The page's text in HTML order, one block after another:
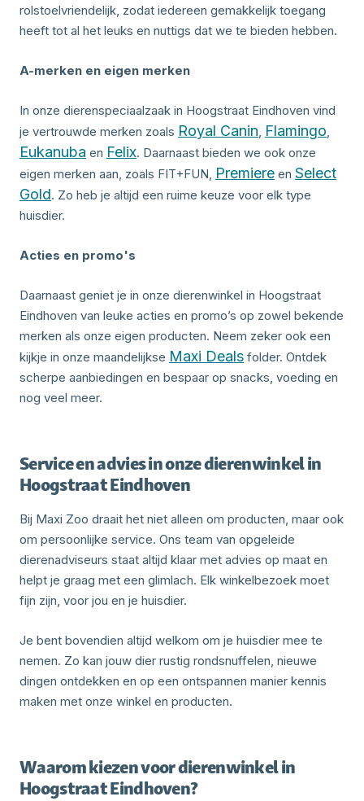
rolstoelvriendelijk, zodat iedereen gemakkelijk toegang
heeft tot al het leuks en nuttigs dat we te bieden hebben.
A-merken en eigen merken
In onze dierenspeciaalzaak in Hoogstraat Eindhoven vind
je vertrouwde merken zoals Royal Canin, Flamingo,
Eukanuba en Felix. Daarnaast bieden we ook onze
eigen merken aan, zoals FIT+FUN, Premiere en Select
Gold. Zo heb je altijd een ruime keuze voor elk type
huisdier.
Acties en promo's
Daarnaast geniet je in onze dierenwinkel in Hoogstraat
Eindhoven van leuke acties en promo’s op zowel bekende
merken als onze eigen producten. Neem zeker ook een
kijkje in onze maandelijkse Maxi Deals folder. Ontdek
scherpe aanbiedingen en bespaar op snacks, voeding en
nog veel meer.
Service en advies in onze dierenwinkel in
Hoogstraat Eindhoven
Bij Maxi Zoo draait het niet alleen om producten, maar ook
om persoonlijke service. Ons team van opgeleide
dierenadviseurs staat altijd klaar met advies op maat en
helpt je graag met een glimlach. Elk winkelbezoek moet
fijn zijn, voor jou en je huisdier.
Je bent bovendien altijd welkom om je huisdier mee te
nemen. Zo kan jouw dier rustig rondsnuffelen, nieuwe
dingen ontdekken en op een ontspannen manier kennis
maken met onze winkel en producten.
Waarom kiezen voor dierenwinkel in
Hoogstraat Eindhoven?